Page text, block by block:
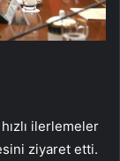
ilerlemeler
ziyaret etti.